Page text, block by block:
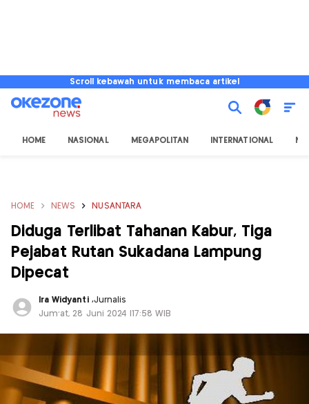
Scroll kebawah untuk membaca artikel
HOME NASIONAL MEGAPOLITAN INTERNATIONAL
HOME NEWS NUSANTARA
Diduga Terlibat Tahanan Kabur, Tiga
Pejabat Rutan Sukadana Lampung
Dipecat
Ira Widyanti ,Jurnalis
Jum'at, 28 Juni 2024 |17:58 WIB